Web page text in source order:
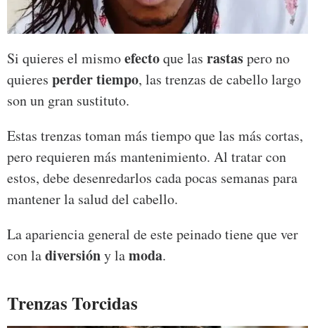
Si quieres el mismoefectoque las rastaspero no
quieres perder tiempo, las trenzas de cabello largo
son un gran sustituto.
Estas trenzas toman más tiempo que las más cortas,
pero requieren más mantenimiento. Al tratar con
estos, debe desenredarlos cada pocas semanas para
mantener la salud del cabello.
La apariencia general de este peinado tiene que ver
con ladiversióny lamoda.
Trenzas Torcidas